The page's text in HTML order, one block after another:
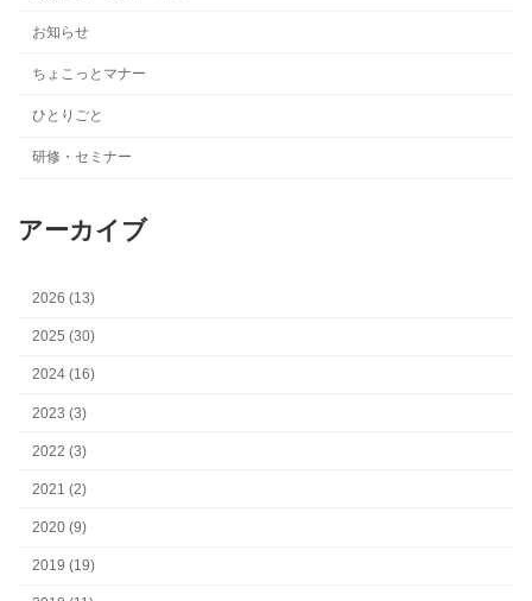
お知らせ
ちょこっとマナー
ひとりごと
研修・セミナー
アーカイブ
2026 (13)
2025 (30)
2024 (16)
2023 (3)
2022 (3)
2021 (2)
2020 (9)
2019 (19)